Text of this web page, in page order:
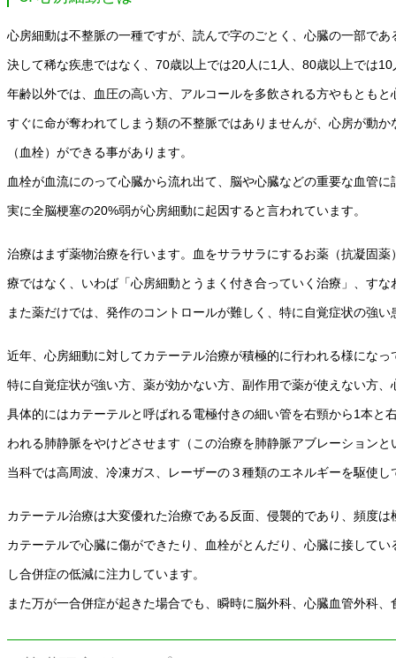
心房細動は不整脈の一種ですが、読んで字のごとく、心臓の一部で
決して稀な疾患ではなく、70歳以上では20人に1人、80歳以上では
年齢以外では、血圧の高い方、アルコールを多飲される方やもとも
すぐに命が奪われてしまう類の不整脈ではありませんが、心房が動
（血栓）ができる事があります。
血栓が血流にのって心臓から流れ出て、脳や心臓などの重要な血管
実に全脳梗塞の20%弱が心房細動に起因すると言われています。
治療はまず薬物治療を行います。血をサラサラにするお薬（抗凝固
療ではなく、いわば「心房細動とうまく付き合っていく治療」、す
また薬だけでは、発作のコントロールが難しく、特に自覚症状の強
近年、心房細動に対してカテーテル治療が積極的に行われる様にな
特に自覚症状が強い方、薬が効かない方、副作用で薬が使えない方
具体的にはカテーテルと呼ばれる電極付きの細い管を右頸から1本
われる肺静脈をやけどさせます（この治療を肺静脈アブレーションと
当科では高周波、冷凍ガス、レーザーの３種類のエネルギーを駆使
カテーテル治療は大変優れた治療である反面、侵襲的であり、頻度
カテーテルで心臓に傷ができたり、血栓がとんだり、心臓に接して
し合併症の低減に注力しています。
また万が一合併症が起きた場合でも、瞬時に脳外科、心臓血管外科